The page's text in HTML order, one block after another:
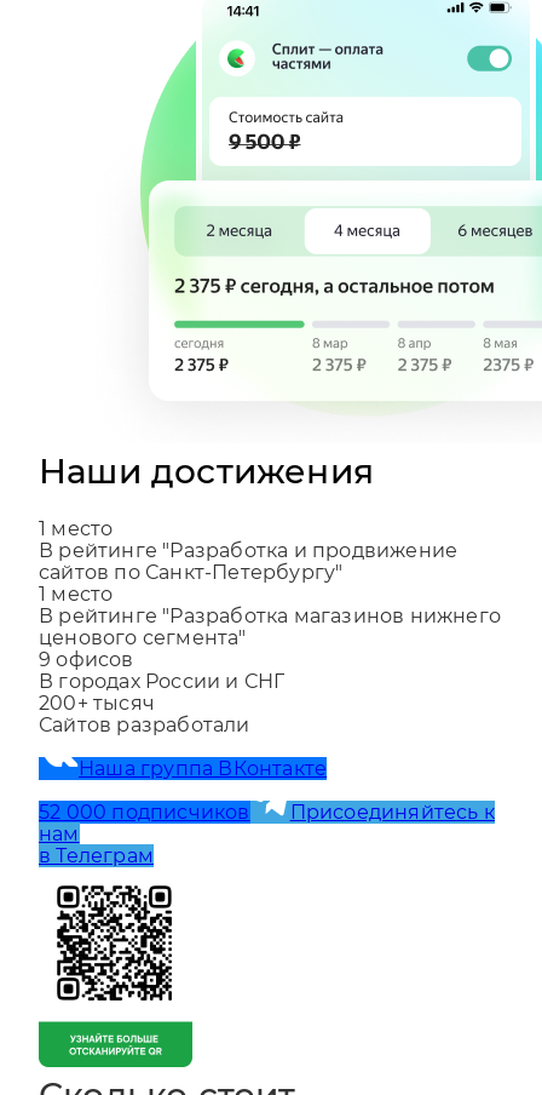
Наши достижения
1место
В рейтинге "Разработка и продвижение
сайтов по Санкт-Петербургу"
1место
В рейтинге "Разработка магазинов нижнего
ценового сегмента"
9 офисов
В городах России и СНГ
200+тысяч
52 000 подписчиков
нам